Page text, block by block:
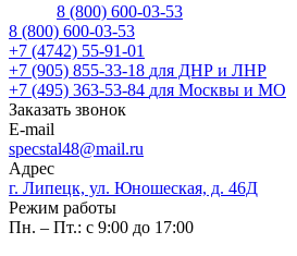
8 (800) 600-03-53
8 (800) 600-03-53
+7 (4742) 55-91-01
+7 (905) 855-33-18 для ДНР и ЛНР
+7 (495) 363-53-84 для Москвы и МО
Заказать звонок
E-mail
specstal48@mail.ru
Адрес
г. Липецк, ул. Юношеская, д. 46Д
Режим работы
Пн. – Пт.: с 9:00 до 17:00